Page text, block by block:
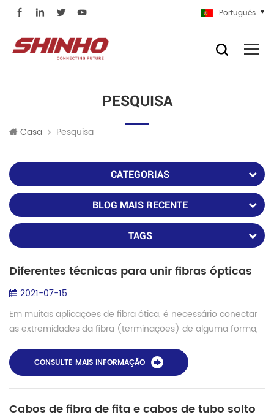
Português
PESQUISA
Casa Pesquisa
CATEGORIAS
BLOG MAIS RECENTE
TAGS
Diferentes técnicas para unir fibras ópticas
2021-07-15
Em muitas aplicações de fibra ótica, é necessário conectar
as extremidades da fibra (terminações) de alguma forma,
sem perder muito de sua po...
CONSULTE MAIS INFORMAÇÃO
Cabos de fibra de fita e cabos de tubo solto